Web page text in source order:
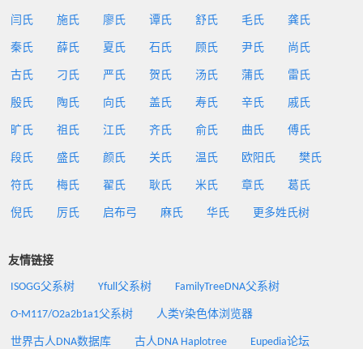
闫氏 施氏 廖氏 谭氏 舒氏 毛氏 龚氏
秦氏 薛氏 夏氏 石氏 顾氏 尹氏 尚氏
古氏 刁氏 严氏 贺氏 汤氏 蒲氏 雷氏
殷氏 陶氏 向氏 盖氏 寿氏 辛氏 戚氏
旷氏 祖氏 江氏 齐氏 俞氏 曲氏 傅氏
段氏 盛氏 颜氏 关氏 温氏 欧阳氏 樊氏
符氏 梅氏 翟氏 耿氏 米氏 章氏 葛氏
倪氏 厉氏 启布弓 麻氏 华氏 更多姓氏树
友情链接
ISOGG父系树 Yfull父系树 FamilyTreeDNA父系树
O-M117/O2a2b1a1父系树 人类Y染色体浏览器
世界古人DNA数据库 古人DNA Haplotree Eupedia论坛